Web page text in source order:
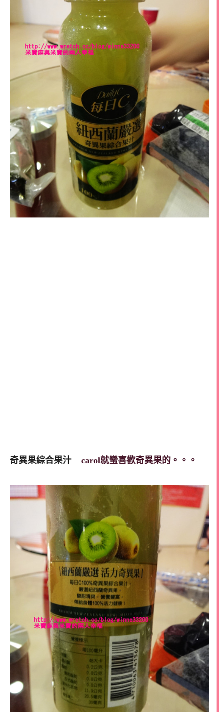
奇異果綜合果汁 carol就蠻喜歡奇異果的。。。